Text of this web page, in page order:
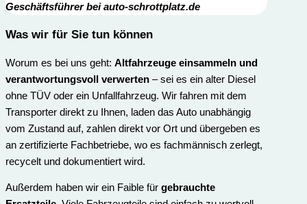
Geschäftsführer bei auto-schrottplatz.de
Was wir für Sie tun können
Worum es bei uns geht: Altfahrzeuge einsammeln und
verantwortungsvoll verwerten – sei es ein alter Diesel
ohne TÜV oder ein Unfallfahrzeug. Wir fahren mit dem
Transporter direkt zu Ihnen, laden das Auto unabhängig
vom Zustand auf, zahlen direkt vor Ort und übergeben es
an zertifizierte Fachbetriebe, wo es fachmännisch zerlegt,
recycelt und dokumentiert wird.
Außerdem haben wir ein Faible für gebrauchte